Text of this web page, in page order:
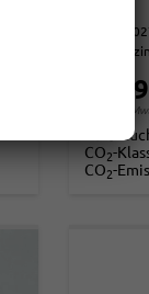
Benzin
incl. 19%
CO2-
CO2-